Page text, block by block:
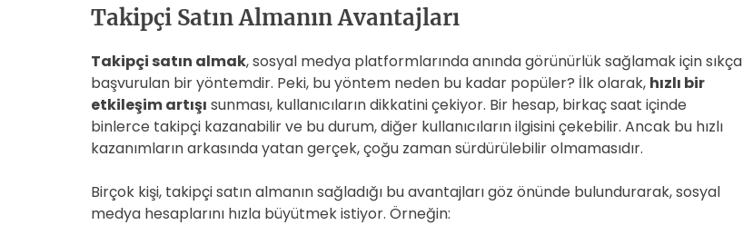
Takipçi Satın Almanın Avantajları
Takipçi satın almak, sosyal medya platformlarında anında görünürlük sağlamak için sıkça
başvurulan bir yöntemdir. Peki, bu yöntem neden bu kadar popüler? İlk olarak, hızlı bir
etkileşim artışı sunması, kullanıcıların dikkatini çekiyor. Bir hesap, birkaç saat içinde
binlerce takipçi kazanabilir ve bu durum, diğer kullanıcıların ilgisini çekebilir. Ancak bu hızlı
kazanımların arkasında yatan gerçek, çoğu zaman sürdürülebilir olmamasıdır.
Birçok kişi, takipçi satın almanın sağladığı bu avantajları göz önünde bulundurarak, sosyal
medya hesaplarını hızla büyütmek istiyor. Örneğin: